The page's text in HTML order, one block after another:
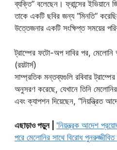
ব্যক্তি” বলেছেন। ফ্রান্সের ইভিয়ানে
তাকে একটি ছবির জন্য “মিনতি”
উত্তেজনার একটি সংক্ষিপ্ত সময়ের
ট্রাম্পের ফটো-অপ দাবির পর,
(রয়টার্স)
সাম্প্রতিক মন্তব্যগুলি রবিবার
অনুসরণ করেছে, যেখানে তিনি
এবং ক্যাপশন দিয়েছেন, “নিয়ন্ত্রিত
এছাড়াও পড়ুন | 'নিয়ন্ত্রক আদেশ
পরে মেলোনির সাথে বিরোধ